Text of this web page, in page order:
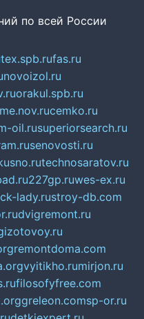
по всей России
fas.ru
novoizol.ru
orakul.spb.ru
cemko.ru
oil.rusuperiorsearch.ru
senovosti.ru
technosaratov.ru
227gp.ruwes-ex.ru
lady.rustroy-db.com
dvigremont.ru
remontdoma.com
vyitikho.rumirjon.ru
filosofyfree.com
greleon.comsp-or.ru